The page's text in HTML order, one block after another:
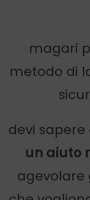
magari
metodo di
devi sapere
un aiuto
agevolare